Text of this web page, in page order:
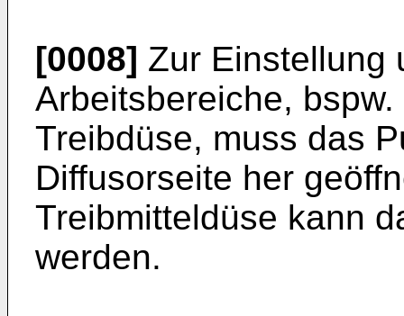
[0008] Zur Einstellung
Arbeitsbereiche,
Treibdüse, muss das
Diffusorseite her
Treibmitteldüse kann
werden.